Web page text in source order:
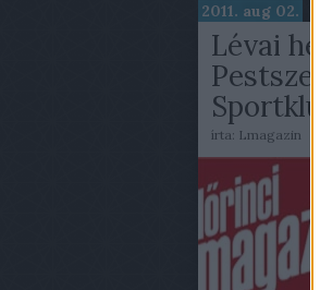
2011. aug 02.
Lévai
írta: Lmagazin